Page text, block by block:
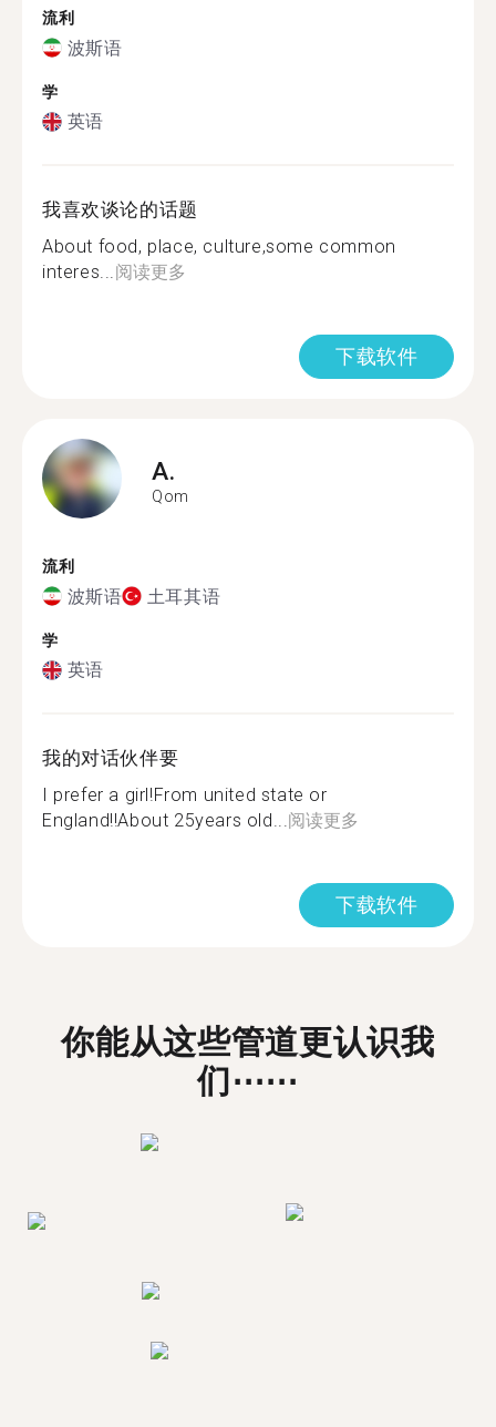
流利
波斯语
学
英语
我喜欢谈论的话题
About food, place, culture,some common
interes...阅读更多
下载软件
A.
Qom
流利
波斯语 土耳其语
学
英语
我的对话伙伴要
I prefer a girl!From united state or
England!!About 25years old...阅读更多
下载软件
你能从这些管道更认识我
们⋯⋯